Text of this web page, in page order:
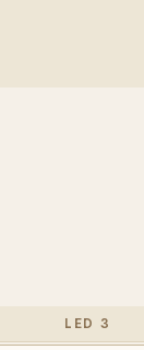
LED 3